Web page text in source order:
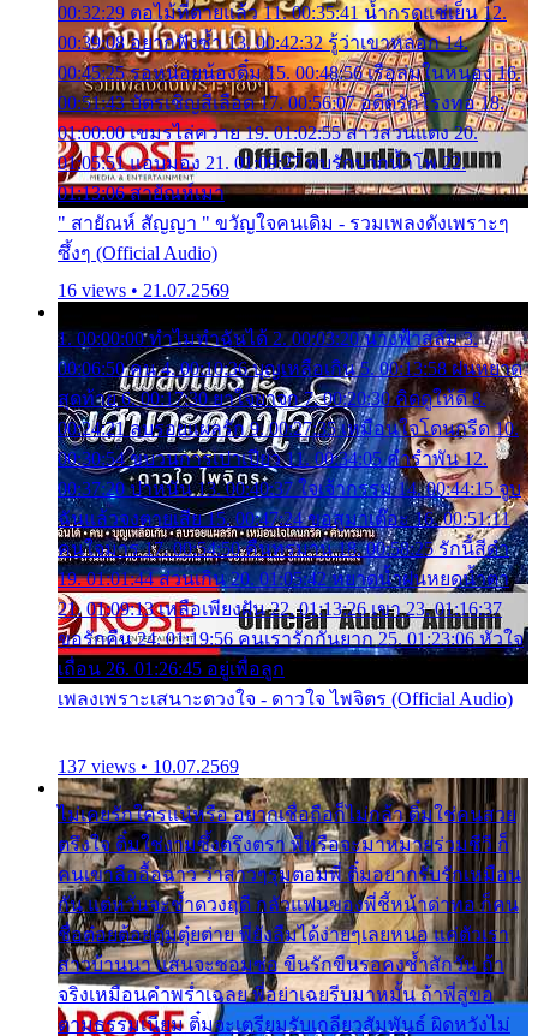
00:32:29 ตอไม้ที่ตายแล้ว 11. 00:35:41 น้ำกรดแช่เย็น 12.
00:39:08 อยากฟังซ้ำ 13. 00:42:32 รู้ว่าเขาหลอก 14.
00:45:25 รอหน่อยน้องติ๋ม 15. 00:48:56 เรือล่มในหนอง 16.
00:51:43 บัตรเชิญสีเลือด 17. 00:56:07 อดีตรักโรงทอ 18.
01:00:00 เขมรไล่ควาย 19. 01:02:55 สาวสวนแตง 20.
01:05:51 แอบมอง 21. 01:09:27 พบรักปากน้ำโพ 22.
01:13:06 สายัณห์เมา
" สายัณห์ สัญญา " ขวัญใจคนเดิม - รวมเพลงดังเพราะๆ
ซึ้งๆ (Official Audio)
16 views • 21.07.2569
1. 00:00:00 ทำไมทำฉันได้ 2. 00:03:20 นางฟ้าสลัม 3.
00:06:50 คน 4. 00:10:36 บุญเหลือเกิน 5. 00:13:58 ฝนหยาด
สุดท้าย 6. 00:17:30 ยาใจยาจก 7. 00:20:30 คิดดูให้ดี 8.
00:24:21 ลบรอยแผลรัก 9. 00:27:35 เหมือนใจโดนกรีด 10.
00:30:54 ขบวนการเปาเปียว 11. 00:34:05 คำรำพัน 12.
00:37:20 ปาหนัน 13. 00:40:37 ใจเจ้ากรรม 14. 00:44:15 จูบ
ฉันแล้วจงตายเสีย 15. 00:47:24 ขอสูมาเต๊อะ 16. 00:51:11
คนใจมาร 17. 00:54:50 คืนทรมาน 18. 00:58:25 รักนี้สีดำ
19. 01:01:44 ส่วนเกิน 20. 01:05:42 หยาดน้ำฝนหยดน้ำตา
21. 01:09:13 เหลือเพียงฝัน 22. 01:13:26 เขา 23. 01:16:37
ขอรักคืน 24. 01:19:56 คนเรารักกันยาก 25. 01:23:06 หัวใจ
เถื่อน 26. 01:26:45 อยู่เพื่อลูก
เพลงเพราะเสนาะดวงใจ - ดาวใจ ไพจิตร (Official Audio)
137 views • 10.07.2569
ไม่เคยรักใครแน่หรือ อยากเชื่อถือก็ไม่กล้า ติ๋มใช่คนสวย
ตรึงใจ ติ๋มใช่งามซึ้งตรึงตรา พี่หรือจะมาหมายร่วมชีวี ก็
คนเขาลืออื้อฉาว ว่าสาวๆรุมตอมพี่ ติ๋มอยากรับรักเหมือน
กัน แต่หวั่นจะช้ำดวงฤดี กลัวแฟนของพี่ชี้หน้าด่าทอ ก็คน
ชื่อต๋อยต้อยตุ้มตุ๋ยต่าย พี่ยังลืมได้ง่ายๆเลยหนอ แค่ตัวเรา
สาวบ้านนา แสนจะซอมซ่อ ขืนรักขืนรอคงช้ำสักวัน ถ้า
จริงเหมือนคำพร่ำเฉลย พี่อย่าเฉยรีบมาหมั้น ถ้าพี่สู่ขอ
ตามธรรมเนียม ติ๋มจะเตรียมรับเกลียวสัมพันธ์ ผิดหวังไม่